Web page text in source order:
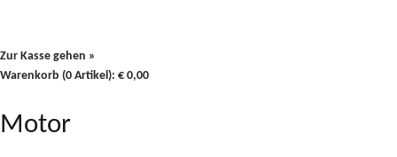
Zur Kasse gehen »
Warenkorb (0 Artikel): € 0,00
Motor